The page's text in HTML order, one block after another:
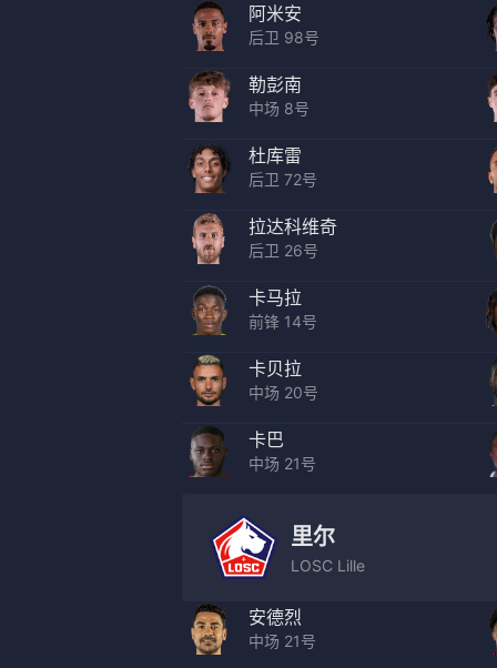
阿米安
后卫 98号
勒彭南
中场 8号
杜库雷
后卫 72号
拉达科维奇
后卫 26号
卡马拉
前锋 14号
卡贝拉
中场 20号
卡巴
中场 21号
里尔
LOSC Lille
安德烈
中场 21号